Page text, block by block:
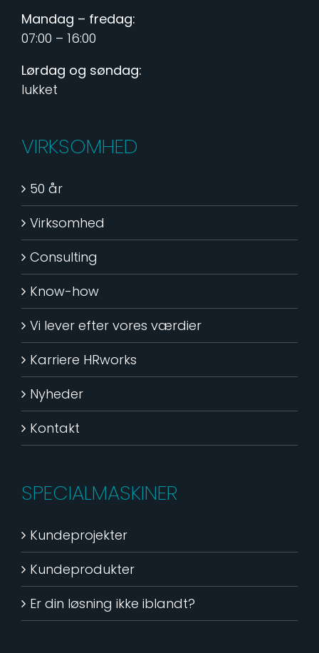
Mandag – fredag:
07:00 – 16:00
Lørdag og søndag:
lukket
VIRKSOMHED
50 år
Virksomhed
Consulting
Know-how
Vi lever efter vores værdier
Karriere HRworks
Nyheder
Kontakt
SPECIALMASKINER
Kundeprojekter
Kundeprodukter
Er din løsning ikke iblandt?